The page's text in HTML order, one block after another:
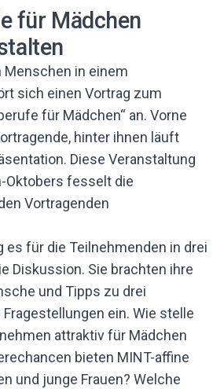
für Mädchen
es für die Teilnehmenden in drei
Diskussion. Sie brachten ihre
und Tipps zu drei
ein. Wie stelle
attraktiv für Mädchen
bieten MINT-affine
und junge Frauen? Welche